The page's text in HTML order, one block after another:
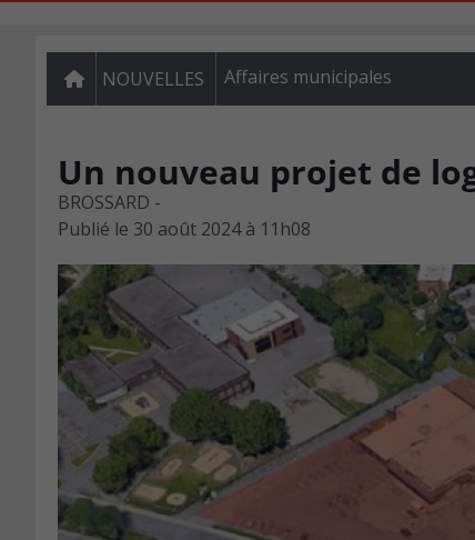
NOUVELLES Affaires municipales
Un nouveau projet de
BROSSARD -
Publié le 30 août 2024 à 11h08